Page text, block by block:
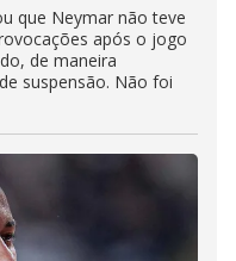
que Neymar não teve
após o jogo
de maneira
suspensão. Não foi